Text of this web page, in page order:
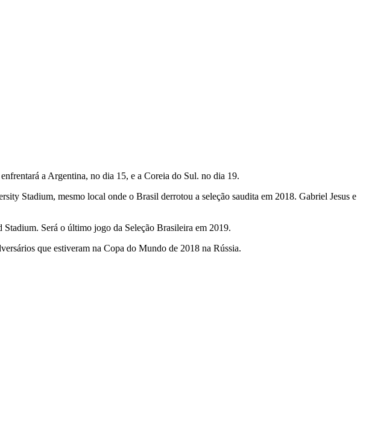
a Argentina, no dia 15, e a Coreia do Sul. no dia 19.
Stadium, mesmo local onde o Brasil derrotou a seleção saudita em 2018. Gabriel Jesus e
Será o último jogo da Seleção Brasileira em 2019.
que estiveram na Copa do Mundo de 2018 na Rússia.